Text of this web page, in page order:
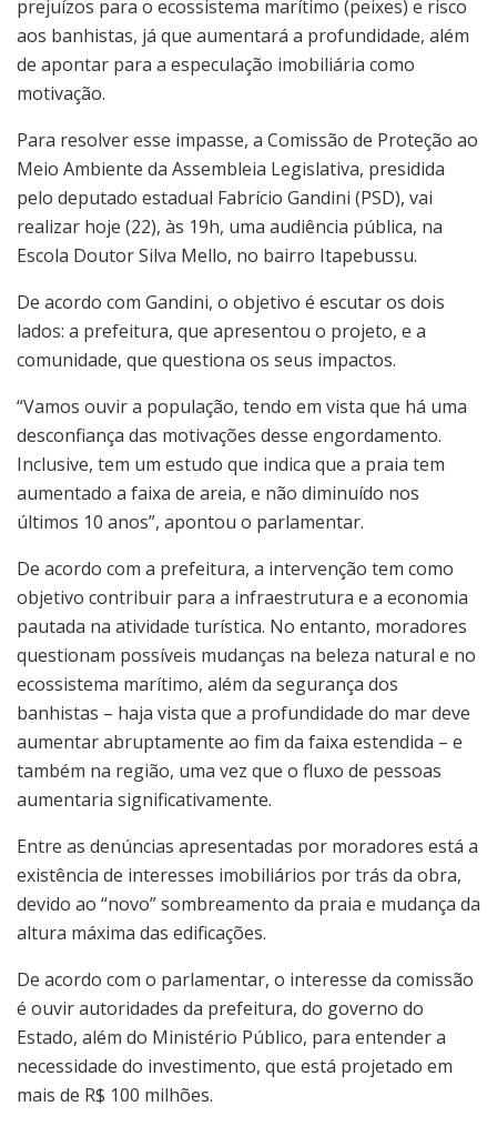
prejuízos para o ecossistema marítimo (peixes) e risco
aos banhistas, já que aumentará a profundidade, além
de apontar para a especulação imobiliária como
motivação.
Para resolver esse impasse, a Comissão de Proteção ao
Meio Ambiente da Assembleia Legislativa, presidida
pelo deputado estadual Fabrício Gandini (PSD), vai
realizar hoje (22), às 19h, uma audiência pública, na
Escola Doutor Silva Mello, no bairro Itapebussu.
De acordo com Gandini, o objetivo é escutar os dois
lados: a prefeitura, que apresentou o projeto, e a
comunidade, que questiona os seus impactos.
“Vamos ouvir a população, tendo em vista que há uma
desconfiança das motivações desse engordamento.
Inclusive, tem um estudo que indica que a praia tem
aumentado a faixa de areia, e não diminuído nos
últimos 10 anos”, apontou o parlamentar.
De acordo com a prefeitura, a intervenção tem como
objetivo contribuir para a infraestrutura e a economia
pautada na atividade turística. No entanto, moradores
questionam possíveis mudanças na beleza natural e no
ecossistema marítimo, além da segurança dos
banhistas – haja vista que a profundidade do mar deve
aumentar abruptamente ao fim da faixa estendida – e
também na região, uma vez que o fluxo de pessoas
aumentaria significativamente.
Entre as denúncias apresentadas por moradores está a
existência de interesses imobiliários por trás da obra,
devido ao “novo” sombreamento da praia e mudança da
altura máxima das edificações.
De acordo com o parlamentar, o interesse da comissão
é ouvir autoridades da prefeitura, do governo do
Estado, além do Ministério Público, para entender a
necessidade do investimento, que está projetado em
mais de R$ 100 milhões.